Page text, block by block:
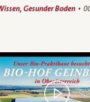
Gesunder Boden